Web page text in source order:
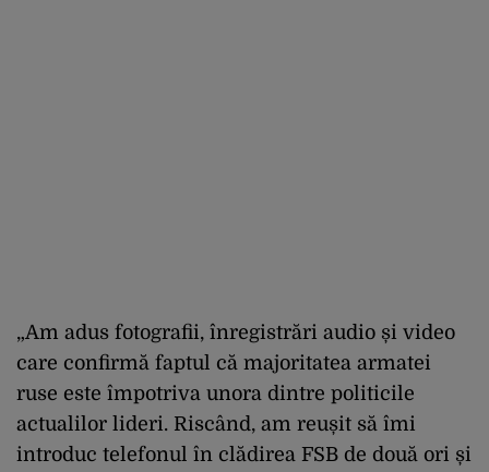
„Am adus fotografii, înregistrări audio și video
care confirmă faptul că majoritatea armatei
ruse este împotriva unora dintre politicile
actualilor lideri. Riscând, am reușit să îmi
introduc telefonul în clădirea FSB de două ori și